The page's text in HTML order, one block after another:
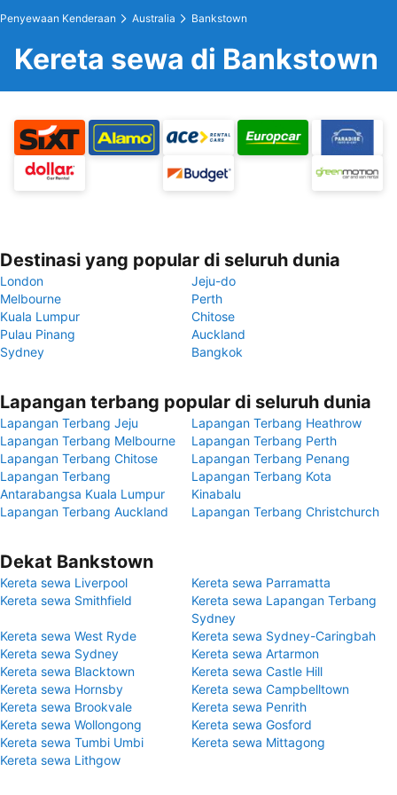
Penyewaan Kenderaan Australia Bankstown
Kereta sewa di Bankstown
Destinasi yang popular di seluruh dunia
London
Jeju-do
Melbourne
Perth
Kuala Lumpur
Chitose
Pulau Pinang
Auckland
Sydney
Bangkok
Lapangan terbang popular di seluruh dunia
Lapangan Terbang Jeju
Lapangan Terbang Heathrow
Lapangan Terbang Melbourne
Lapangan Terbang Perth
Lapangan Terbang Chitose
Lapangan Terbang Penang
Lapangan Terbang
Antarabangsa Kuala Lumpur
Lapangan Terbang Kota
Kinabalu
Lapangan Terbang Auckland
Lapangan Terbang Christchurch
Dekat Bankstown
Kereta sewa Liverpool
Kereta sewa Parramatta
Kereta sewa Smithfield
Kereta sewa Lapangan Terbang
Sydney
Kereta sewa West Ryde
Kereta sewa Sydney-Caringbah
Kereta sewa Sydney
Kereta sewa Artarmon
Kereta sewa Blacktown
Kereta sewa Castle Hill
Kereta sewa Hornsby
Kereta sewa Campbelltown
Kereta sewa Brookvale
Kereta sewa Penrith
Kereta sewa Wollongong
Kereta sewa Gosford
Kereta sewa Tumbi Umbi
Kereta sewa Mittagong
Kereta sewa Lithgow